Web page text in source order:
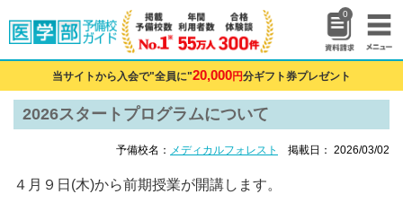
0
当サイトから入会で"全員に"20,000円分ギフト券プレゼント
2026スタートプログラムについて
予備校名： メディカルフォレスト 掲載日： 2026/03/02
４月９日(木)から前期授業が開講します。